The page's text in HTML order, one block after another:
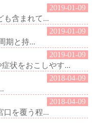
2019-01-09
も含まれて...
2019-01-09
期と持...
2019-01-09
状をおこしやす...
2018-04-09
2018-04-09
口を覆う程...